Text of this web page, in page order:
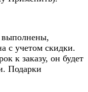
выполнены,
с учетом скидки.
к заказу, он будет
Подарки